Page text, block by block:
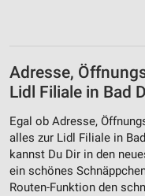
Adresse,
Lidl Filiale in Bad
Egal ob Adresse,
alles zur Lidl Filiale in
kannst Du Dir in den
ein schönes
Routen-Funktion den